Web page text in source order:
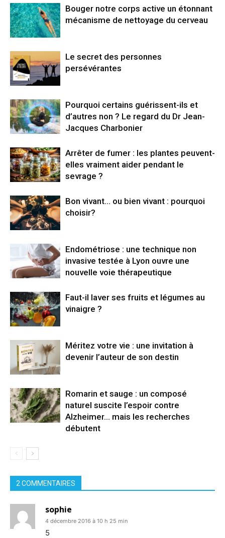
Bouger notre corps active un étonnant
mécanisme de nettoyage du cerveau
Le secret des personnes
persévérantes
Pourquoi certains guérissent-ils et
d’autres non ? Le regard du Dr Jean-
Jacques Charbonier
Arrêter de fumer : les plantes peuvent-
elles vraiment aider pendant le
sevrage ?
Bon vivant… ou bien vivant : pourquoi
choisir?
Endométriose : une technique non
invasive testée à Lyon ouvre une
nouvelle voie thérapeutique
Faut-il laver ses fruits et légumes au
vinaigre ?
Méritez votre vie : une invitation à
devenir l’auteur de son destin
Romarin et sauge : un composé
naturel suscite l’espoir contre
Alzheimer… mais les recherches
débutent
2 COMMENTAIRES
sophie
4 décembre 2016 à 10 h 25 min
5